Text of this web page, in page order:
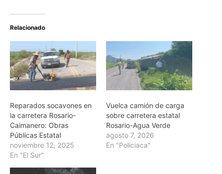
Relacionado
Reparados socavones en
la carretera Rosario-
Caimanero: Obras
Públicas Estatal
noviembre 12, 2025
En "El Sur"
Vuelca camión de carga
sobre carretera estatal
Rosario-Agua Verde
agosto 7, 2026
En "Policiaca"